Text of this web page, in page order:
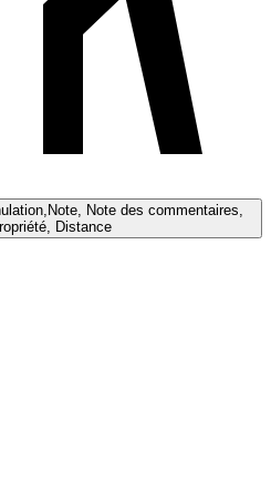
Note des commentaires,
Distance